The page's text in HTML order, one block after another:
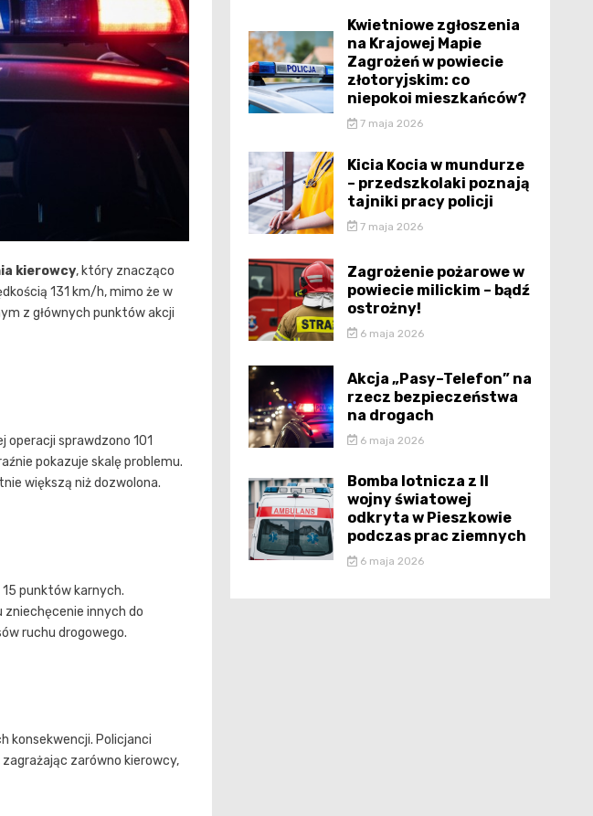
kierowcy, który znacząco
131 km/h, mimo że w
z głównych punktów akcji
sprawdzono 101
pokazuje skalę problemu.
większą niż dozwolona.
punktów karnych.
zniechęcenie innych do
ruchu drogowego.
konsekwencji. Policjanci
zarówno kierowcy,
Kwietniowe zgłoszenia
na Krajowej Mapie
Zagrożeń w powiecie
złotoryjskim: co
niepokoi mieszkańców?
7 maja 2026
Kicia Kocia w mundurze
– przedszkolaki poznają
tajniki pracy policji
7 maja 2026
Zagrożenie pożarowe w
powiecie milickim – bądź
ostrożny!
6 maja 2026
Akcja „Pasy–Telefon” na
rzecz bezpieczeństwa
na drogach
6 maja 2026
Bomba lotnicza z II
wojny światowej
odkryta w Pieszkowie
podczas prac ziemnych
6 maja 2026